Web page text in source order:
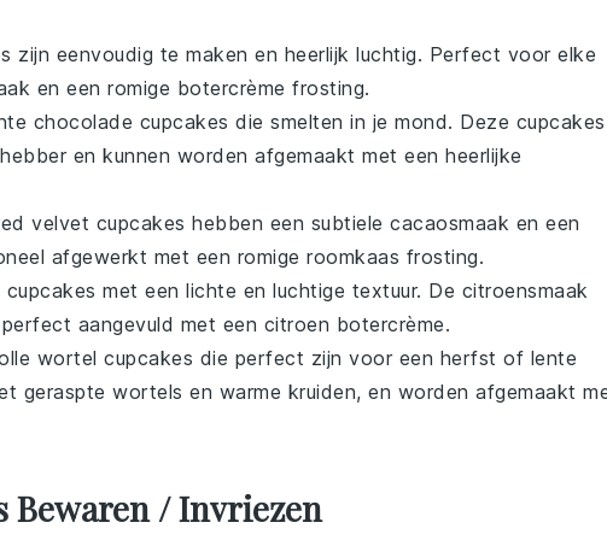
zijn eenvoudig te maken en heerlijk luchtig. Perfect voor elke
en een romige botercrème frosting.
chocolade cupcakes die smelten in je mond. Deze cupcakes
en kunnen worden afgemaakt met een heerlijke
velvet cupcakes hebben een subtiele cacaosmaak en een
afgewerkt met een romige roomkaas frosting.
met een lichte en luchtige textuur. De citroensmaak
aangevuld met een citroen botercrème.
wortel cupcakes die perfect zijn voor een herfst of lente
geraspte wortels en warme kruiden, en worden afgemaakt
Bewaren / Invriezen